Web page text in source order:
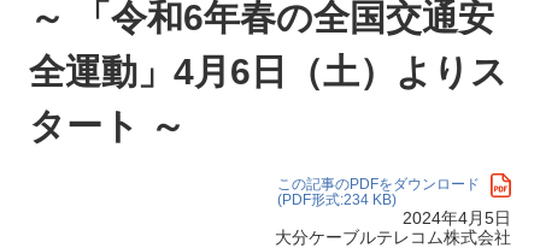
～ 「令和6年春の全国交通安
全運動」4月6日（土）よりス
タート ～
この記事のPDFをダウンロード
(PDF形式:234 KB)
2024年4月5日
大分ケーブルテレコム株式会社